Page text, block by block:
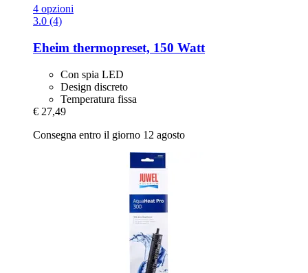
4 opzioni
3.0 (4)
Eheim thermopreset, 150 Watt
Con spia LED
Design discreto
Temperatura fissa
€ 27,49
Consegna entro il giorno 12 agosto